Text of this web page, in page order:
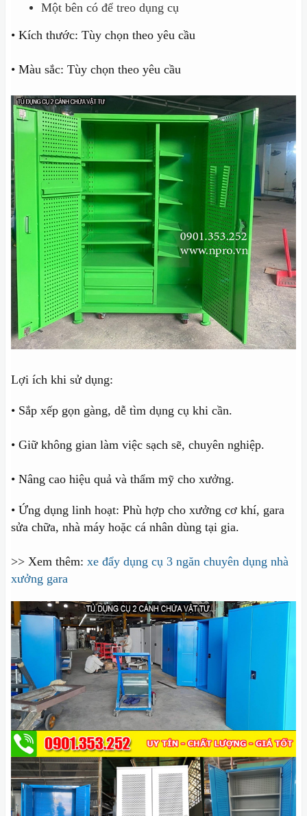
Một bên có để treo dụng cụ
• Kích thước: Tùy chọn theo yêu cầu
• Màu sắc: Tùy chọn theo yêu cầu
Lợi ích khi sử dụng:
• Sắp xếp gọn gàng, dễ tìm dụng cụ khi cần.
• Giữ không gian làm việc sạch sẽ, chuyên nghiệp.
• Nâng cao hiệu quả và thẩm mỹ cho xưởng.
• Ứng dụng linh hoạt: Phù hợp cho xưởng cơ khí, gara
sửa chữa, nhà máy hoặc cá nhân dùng tại gia.
>> Xem thêm: xe đẩy dụng cụ 3 ngăn chuyên dụng nhà
xưởng gara